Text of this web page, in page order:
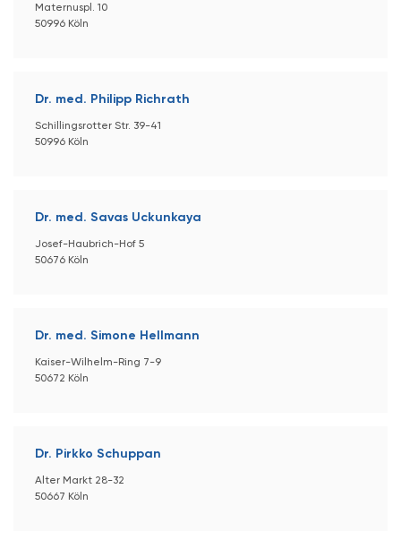
Maternuspl. 10
50996 Köln
Dr. med. Philipp Richrath
Schillingsrotter Str. 39-41
50996 Köln
Dr. med. Savas Uckunkaya
Josef-Haubrich-Hof 5
50676 Köln
Dr. med. Simone Hellmann
Kaiser-Wilhelm-Ring 7-9
50672 Köln
Dr. Pirkko Schuppan
Alter Markt 28-32
50667 Köln